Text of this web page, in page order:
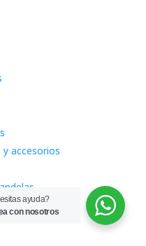
accesorios
ayuda?
con nosotros